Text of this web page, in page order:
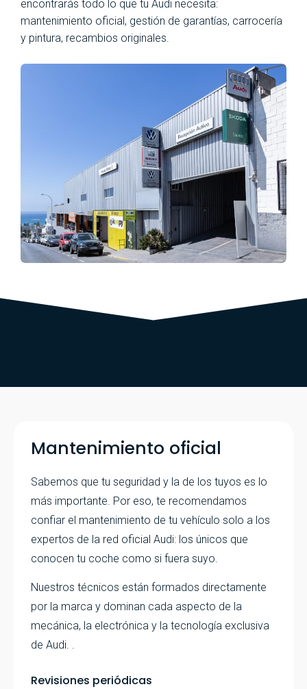
encontrarás todo lo que tu Audi necesita:
mantenimiento oficial, gestión de garantías, carrocería
y pintura, recambios originales.
Mantenimiento oficial
Sabemos que tu seguridad y la de los tuyos es lo
más importante. Por eso, te recomendamos
confiar el mantenimiento de tu vehículo solo a los
expertos de la red oficial Audi: los únicos que
conocen tu coche como si fuera suyo.
Nuestros técnicos están formados directamente
por la marca y dominan cada aspecto de la
mecánica, la electrónica y la tecnología exclusiva
de Audi. .
Revisiones periódicas